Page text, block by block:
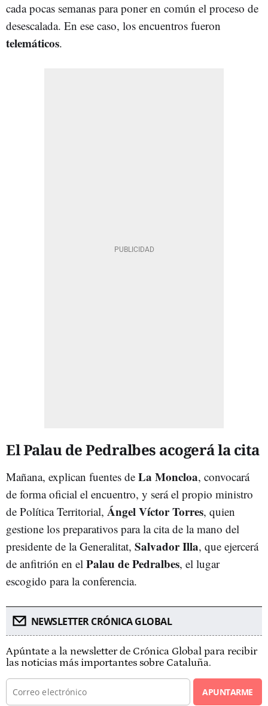
cada pocas semanas para poner en común el proceso de
desescalada. En ese caso, los encuentros fueron
telemáticos.
El Palau de Pedralbes acogerá la cita
Mañana, explican fuentes de La Moncloa, convocará
de forma oficial el encuentro, y será el propio ministro
de Política Territorial, Ángel Víctor Torres, quien
gestione los preparativos para la cita de la mano del
presidente de la Generalitat, Salvador Illa, que ejercerá
de anfitrión en el Palau de Pedralbes, el lugar
escogido para la conferencia.
NEWSLETTER CRÓNICA GLOBAL
Apúntate a la newsletter de Crónica Global para recibir
las noticias más importantes sobre Cataluña.
APUNTARME